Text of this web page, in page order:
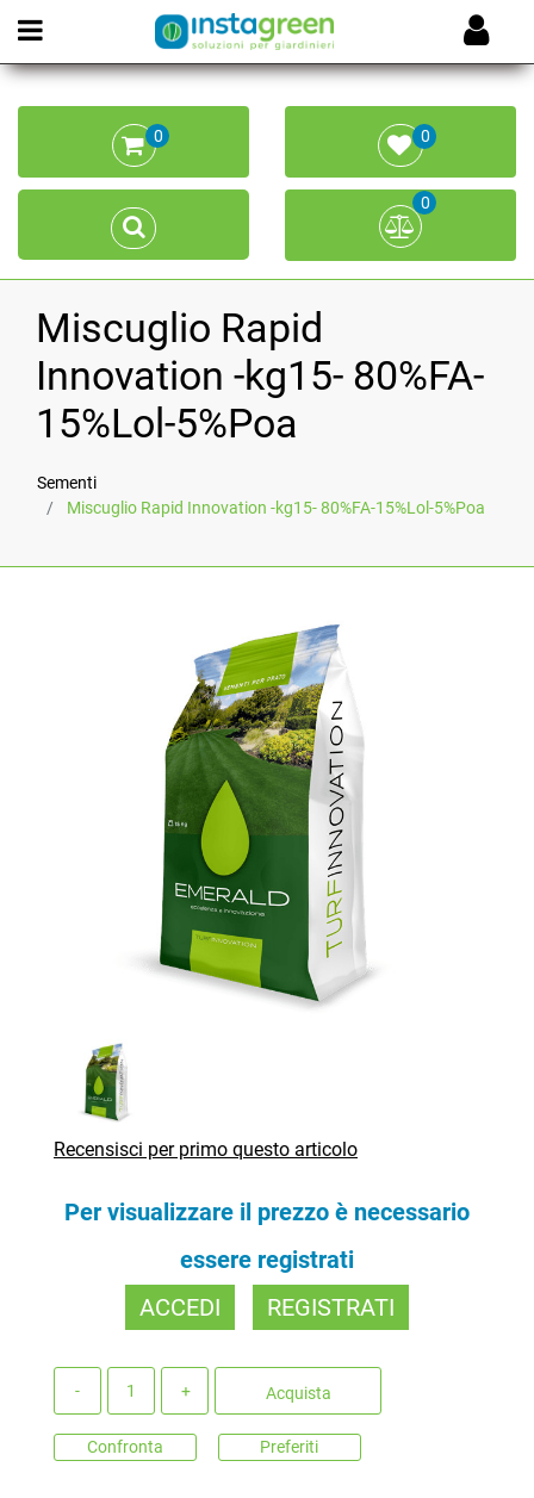
Open menu
0 0
0
Miscuglio Rapid
Innovation -kg15- 80%FA-
15%Lol-5%Poa
Sementi
Miscuglio Rapid Innovation -kg15- 80%FA-15%Lol-5%Poa
Recensisci per primo questo articolo
Per visualizzare il prezzo è necessario
essere registrati
ACCEDI
REGISTRATI
Acquista
Confronta Preferiti